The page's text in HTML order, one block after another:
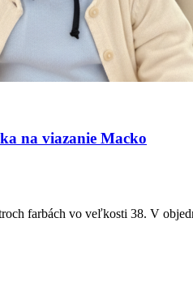
na viazanie Macko
farbách vo veľkosti 38. V